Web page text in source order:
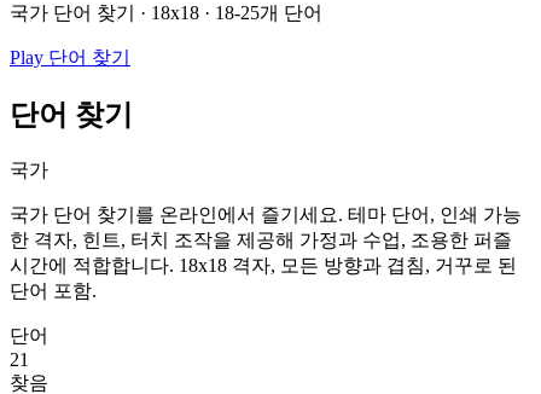
국가 단어 찾기 · 18x18 · 18-25개 단어
Play 단어 찾기
단어 찾기
국가
국가 단어 찾기를 온라인에서 즐기세요. 테마 단어, 인쇄 가능
한 격자, 힌트, 터치 조작을 제공해 가정과 수업, 조용한 퍼즐
시간에 적합합니다. 18x18 격자, 모든 방향과 겹침, 거꾸로 된
단어 포함.
단어
21
찾음